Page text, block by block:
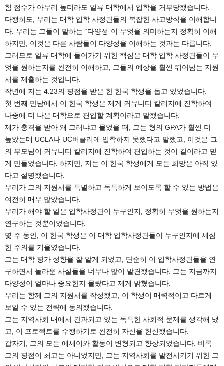
험 점수가 아무리 높더라도 일류 대학에서 입학을 거부당했습니다.
다행히도, 우리는 대학 입학 사정관들의 복잡한 사고방식을 이해합니
다. 우리는 그들이 말하는 “다양성”이 무엇을 의미하는지 정확히 이해
하지만, 이것은 다른 사람들이 다양성을 이해하는 것과는 다릅니다.
그러므로 일류 대학에 들어가기 위한 핵심은 대학 입학 사정관들이 무
엇을 원하는지를 완전히 이해하고, 그들의 예상을 훨씬 뛰어넘는 지원
서를 제출하는 것입니다.
작년에 저는 4.23의 평점을 받은 한 한국 학생을 돕고 있었습니다.
첫 번째 만남에서 이 한국 학생은 제게 커뮤니티 칼리지에 진학하여
나중에 더 나은 대학으로 편입할 계획이라고 말했습니다.
제가 충격을 받아 왜 그러냐고 물었을 때, 그는 형의 GPA가 훨씬 더
높았는데 UCLA나 UC버클리에 입학하지 못했다고 말했고, 이것은 그
의 부모님이 커뮤니티 칼리지에 진학하여 편입하는 것이 길이라고 믿
게 만들었습니다. 하지만, 저는 이 한국 학생에게 모든 희망은 아직 있
다고 설명했습니다.
우리가 그의 지원서를 특별하고 독특하게 보이도록 할 수 있는 방법은
여전히 매우 많았습니다.
우리가 해야 할 일은 입학사정관이 누구인지, 정확히 무엇을 원하는지
연구하는 것뿐이었습니다.
몇 주 동안, 이 한국 학생은 이 대학 입학사정관들이 누구인지에 세심
한 주의를 기울였습니다.
그는 대학 평가 성향을 잘 알게 되었고, 단순히 이 입학사정관들을 연
구하면서 놀라운 사실들을 너무나 많이 발견했습니다. 그는 지금까지
다양성이 얼마나 중요한지 몰랐다고 제게 밝혔습니다.
우리는 함께 그의 지원서를 작성했고, 이 학생이 매력적이고 다르게
보일 수 있는 전략에 동의했습니다.
그는 지역사회 내에서 간과되고 있는 독특한 사회적 문제를 생각해 냈
고, 이 프로젝트를 수행하기로 완전히 자신을 헌신했습니다.
갑자기, 그의 모든 에세이와 활동이 변형되고 향상되었습니다. 비록
그의 평점이 최고는 아니었지만, 그는 지역사회를 발전시키기 위한 그